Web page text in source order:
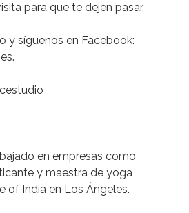
para que te dejen pasar.
y síguenos en Facebook:
en empresas como
y maestra de yoga
of India en Los Ángeles.